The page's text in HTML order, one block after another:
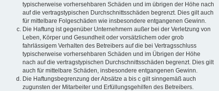
typischerweise vorhersehbaren Schäden und im übrigen der Höhe nach
auf die vertragstypischen Durchschnittsschäden begrenzt. Dies gilt auch
für mittelbare Folgeschäden wie insbesondere entgangenen Gewinn.
Die Haftung ist gegenüber Unternehmern außer bei der Verletzung von
Leben, Körper und Gesundheit oder vorsätzlichem oder grob
fahrlässigem Verhalten des Betreibers auf die bei Vertragsschluss
typischerweise vorhersehbaren Schäden und im Übrigen der Höhe
nach auf die vertragstypischen Durchschnittsschäden begrenzt. Dies gilt
auch für mittelbare Schäden, insbesondere entgangenen Gewinn.
Die Haftungsbegrenzung der Absätze a bis c gilt sinngemäß auch
zugunsten der Mitarbeiter und Erfüllungsgehilfen des Betreibers.